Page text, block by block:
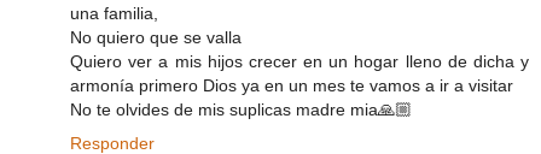
una familia,
No quiero que se valla
Quiero ver a mis hijos crecer en un hogar lleno de dicha y
armonía primero Dios ya en un mes te vamos a ir a visitar
No te olvides de mis suplicas madre mia🙏🏼
Responder